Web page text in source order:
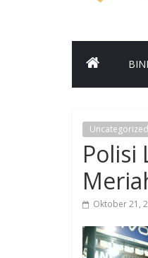
Uncategorized
Polisi
Oktober 21,